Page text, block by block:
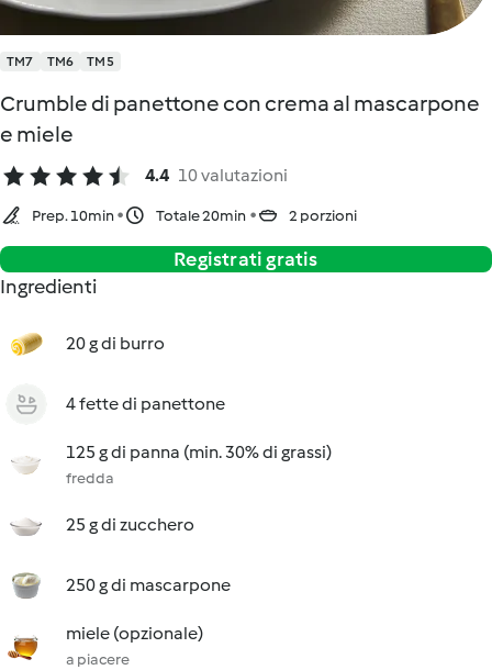
TM7 TM6 TM5
Crumble di panettone con crema al mascarpone
e miele
4.4 10 valutazioni
Prep. 10min Totale 20min 2 porzioni
Registrati gratis
Ingredienti
20 g di burro
4 fette di panettone
125 g di panna (min. 30% di grassi)
fredda
25 g di zucchero
250 g di mascarpone
miele (opzionale)
a piacere